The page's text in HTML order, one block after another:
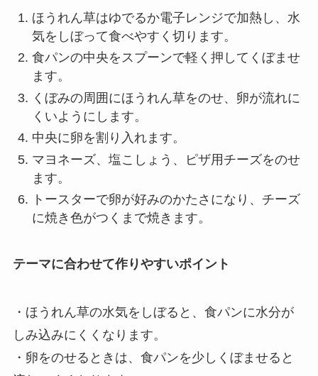
ほうれん草はゆでるか電子レンジで加熱し、水
気をしぼって食べやすく切ります。
食パンの中央をスプーンで軽く押してくぼませ
ます。
くぼみの周囲にほうれん草をのせ、卵が流れに
くいようにします。
中央に卵を割り入れます。
マヨネーズ、塩こしょう、ピザ用チーズをのせ
ます。
トースターで卵が好みのかたさになり、チーズ
に焼き色がつくまで焼きます。
テーマに合わせて作りやすいポイント
・ほうれん草の水気をしぼると、食パンに水分が
しみ込みにくくなります。
・卵をのせるときは、食パンを少しくぼませると